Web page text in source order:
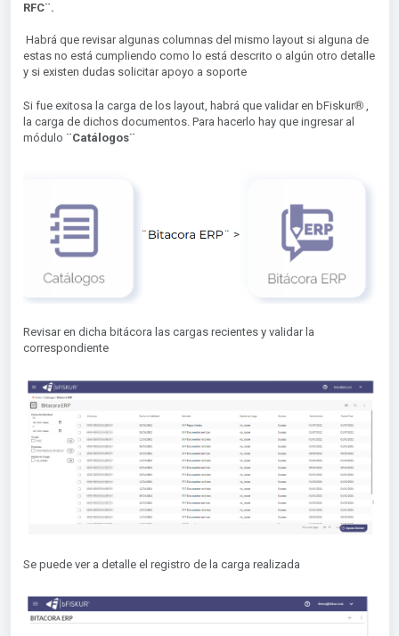
RFC¨.
Habrá que revisar algunas columnas del mismo layout si alguna de
estas no está cumpliendo como lo está descrito o algún otro detalle
y si existen dudas solicitar apoyo a soporte
Si fue exitosa la carga de los layout, habrá que validar en bFiskur®︎,
la carga de dichos documentos. Para hacerlo hay que ingresar al
módulo ¨Catálogos¨
Revisar en dicha bitácora las cargas recientes y validar la
correspondiente
Se puede ver a detalle el registro de la carga realizada